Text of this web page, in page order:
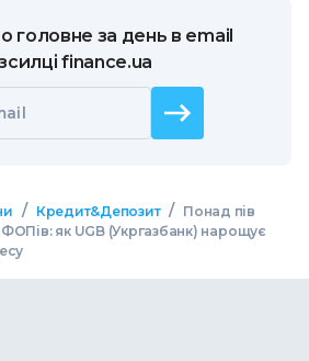
головне за день в email
finance.ua
/ Кредит&Депозит / Понад пів
як UGB (Укргазбанк) нарощує